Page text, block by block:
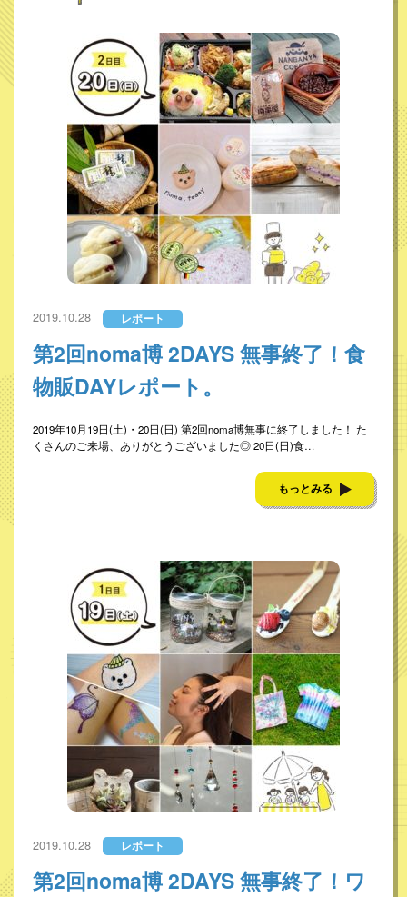
2019.10.28 レポート
第2回noma博 2DAYS 無事終了！食
物販DAYレポート。
2019年10月19日(土)・20日(日) 第2回noma博無事に終了しました！ た
くさんのご来場、ありがとうございました◎ 20日(日)食…
もっとみる
2019.10.28 レポート
第2回noma博 2DAYS 無事終了！ワ